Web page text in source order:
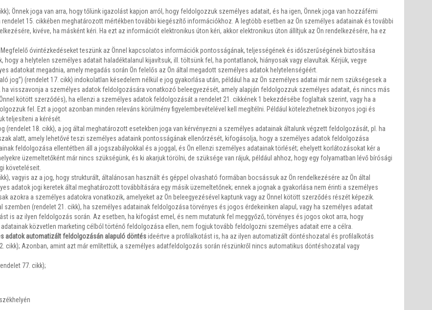
Önnek joga van arra, hogy tőlünk igazolást kapjon arról, hogy feldolgozzuk személyes adatait, és ha igen, Önnek joga van hozzáférni
15. cikkében meghatározott mértékben további kiegészítő információkhoz. A legtöbb esetben az Ön személyes adatainak és további
kivéve, ha másként kéri. Ha ezt az információt elektronikus úton kéri, akkor elektronikus úton állítjuk az Ön rendelkezésére, ha ez
óvintézkedéseket teszünk az Önnel kapcsolatos információk pontosságának, teljességének és időszerűségének biztosítása
a helytelen személyes adatait haladéktalanul kijavítsuk, ill. töltsünk fel, ha pontatlanok, hiányosak vagy elavultak. Kérjük, vegye
adatokat megadnia, amely megadás során Ön felelős az Ön által megadott személyes adatok helytelenségéért.
jog”) (rendelet 17. cikk) indokolatlan késedelem nélkül e jog gyakorlása után, például ha az Ön személyes adatai már nem szükségesek a
visszavonja a személyes adatok feldolgozására vonatkozó beleegyezését, amely alapján feldolgozzuk személyes adatait, és nincs más
kötött szerződés), ha ellenzi a személyes adatok feldolgozását a rendelet 21. cikkének 1 bekezdésébe foglaltak szerint, vagy ha a
fel. Ezt a jogot azonban minden releváns körülmény figyelembevételével kell megítélni. Például kötelezhetnek bizonyos jogi és
teljesíteni a kérését.
(rendelet 18. cikk), a jog által meghatározott esetekben joga van kérvényezni a személyes adatainak általunk végzett feldolgozását, pl. ha
alatt, amely lehetővé teszi személyes adataink pontosságának ellenőrzését, kifogásolja, hogy a személyes adatok feldolgozása
feldolgozása ellentétben áll a jogszabályokkal és a joggal, és Ön ellenzi személyes adatainak törlését; ehelyett korlátozásokat kér a
üzemeltetőként már nincs szükségünk, és ki akarjuk törölni, de szüksége van rájuk, például ahhoz, hogy egy folyamatban lévő bírósági
követeléseit.
vagyis az a jog, hogy strukturált, általánosan használt és géppel olvasható formában bocsássuk az Ön rendelkezésére az Ön által
adatok jogi keretek által meghatározott továbbítására egy másik üzemeltetőnek; ennek a jognak a gyakorlása nem érinti a személyes
azokra a személyes adatokra vonatkozik, amelyeket az Ön beleegyezésével kaptunk vagy az Önnel kötött szerződés részét képezik.
(rendelet 21. cikk), ha személyes adatainak feldolgozása törvényes és jogos érdekeinken alapul, vagy ha személyes adatait
is az ilyen feldolgozás során. Az esetben, ha kifogást emel, és nem mutatunk fel meggyőző, törvényes és jogos okot arra, hogy
közvetlen marketing célból történő feldolgozása ellen, nem fogjuk tovább feldolgozni személyes adatait erre a célra.
adatok automatizált feldolgozásán alapuló döntésideértve a profilalkotást is, ha az ilyen automatizált döntéshozatal és profilalkotás
cikk); Azonban, amint azt már említettük, a személyes adatfeldolgozás során részünkről nincs automatikus döntéshozatal vagy
77. cikk);